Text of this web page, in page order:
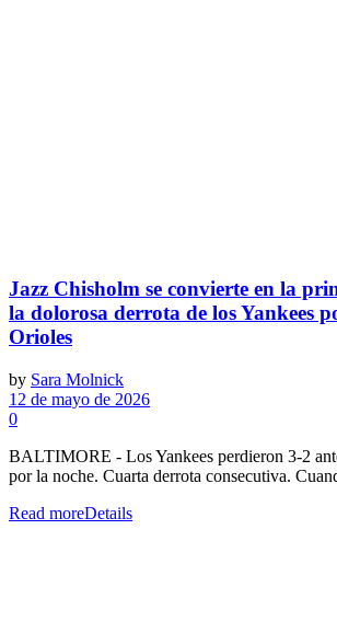
Jazz Chisholm se convierte en la
la dolorosa derrota de los Yankees
Orioles
by Sara Molnick
12 de mayo de 2026
0
BALTIMORE - Los Yankees perdieron 3-2
por la noche. Cuarta derrota consecutiva.
Read moreDetails